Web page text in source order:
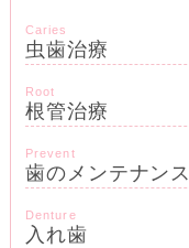
Caries
虫歯治療
Root
根管治療
Prevent
歯のメンテナンス
Denture
入れ歯